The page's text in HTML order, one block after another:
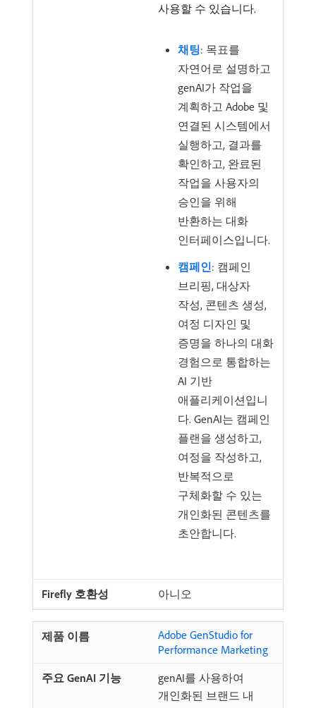
사용할 수 있습니다.
채팅: 목표를
자연어로 설명하고
genAI가 작업을
계획하고 Adobe 및
연결된 시스템에서
실행하고, 결과를
확인하고, 완료된
작업을 사용자의
승인을 위해
반환하는 대화
인터페이스입니다.
캠페인: 캠페인
브리핑, 대상자
작성, 콘텐츠 생성,
여정 디자인 및
증명을 하나의 대화
경험으로 통합하는
AI 기반
애플리케이션입니
다. GenAI는 캠페인
플랜을 생성하고,
여정을 작성하고,
반복적으로
구체화할 수 있는
개인화된 콘텐츠를
초안합니다.
아니오
Adobe GenStudio for
Performance Marketing
genAI를 사용하여
개인화된 브랜드 내